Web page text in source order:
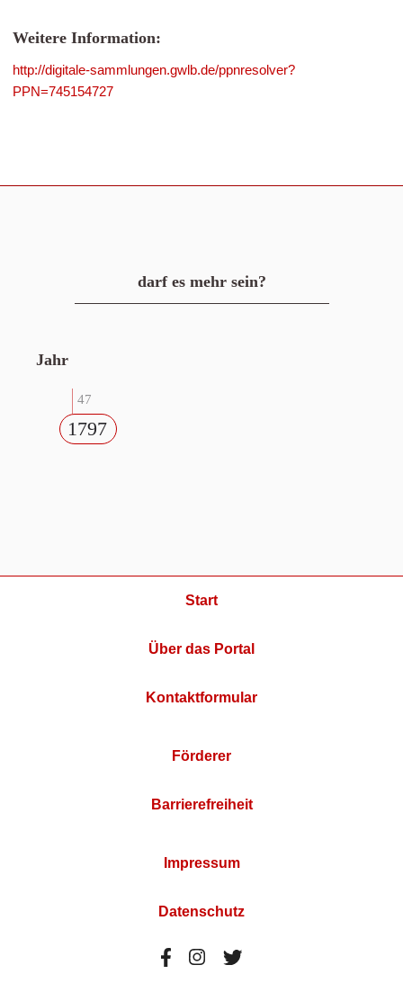
Weitere Information:
http://digitale-sammlungen.gwlb.de/ppnresolver?
PPN=745154727
darf es mehr sein?
Jahr
47
1797
Start
Über das Portal
Kontaktformular
Förderer
Barrierefreiheit
Impressum
Datenschutz